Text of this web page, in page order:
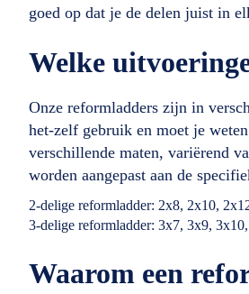
goed op dat je de delen juist in
Welke
Onze reformladders zijn in
het-zelf gebruik en moet je
verschillende maten, variërend
worden aangepast aan de
2-delige reformladder: 2x8, 2x10,
3-delige reformladder: 3x7, 3x9,
Waarom een